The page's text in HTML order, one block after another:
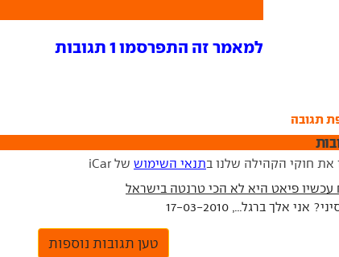
למאמר זה התפרסמו 1 תגובות
תגובה
את חוקי הקהילה שלנו בתנאי השימוש של iCar
אני אלך ברגל..., 17-03-2010
טען תגובות נוספות